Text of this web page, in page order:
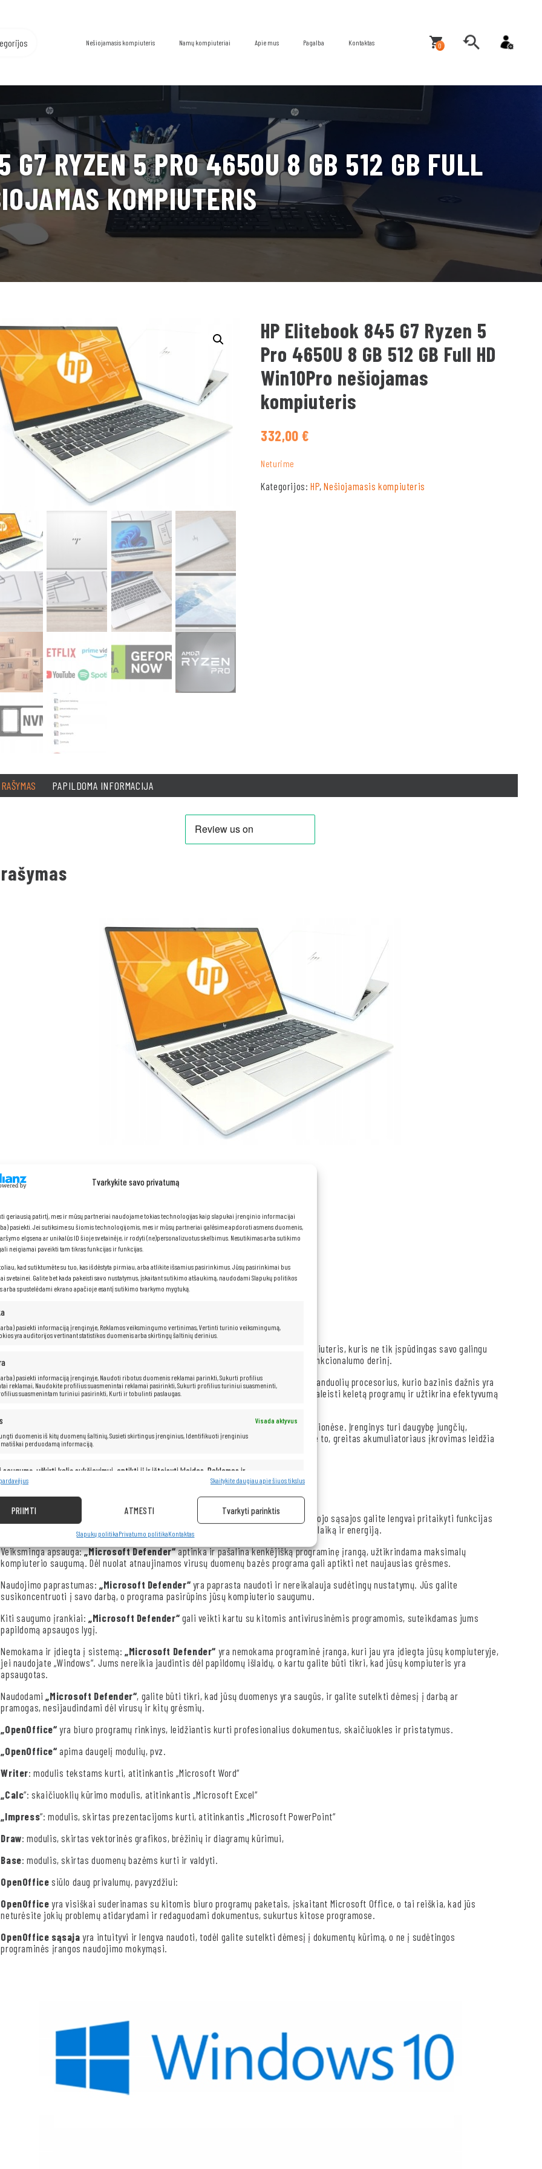
Tvarkykite savo privatumą
geriausią patirtį, mes ir mūsų partneriai naudojame tokias technologijas kaip slapukai įrenginio informacijai
pasiekti. Jei sutiksime su šiomis technologijomis, mes ir mūsų partneriai galėsime apdoroti asmens duomenis,
elgsena ar unikalūs ID šioje svetainėje, ir rodyti (ne)personalizuotus skelbimus. Nesutikimas arba sutikimo
neigiamai paveikti tam tikras funkcijas ir funkcijas.
kad sutiktumėte su tuo, kas išdėstyta pirmiau, arba atlikite išsamius pasirinkimus. Jūsų pasirinkimai bus
svetainei. Galite bet kada pakeisti savo nustatymus, įskaitant sutikimo atšaukimą, naudodami Slapukų politikos
spustelėdami ekrano apačioje esantį sutikimo tvarkymo mygtuką.
pasiekti informaciją įrenginyje, Reklamos veiksmingumo vertinimas, Vertinti turinio veiksmingumą,
yra auditorijos vertinant statistikos duomenis arba skirtingų šaltinių derinius.
pasiekti informaciją įrenginyje, Naudoti ribotus duomenis reklamai parinkti, Sukurti profilius
reklamai, Naudokite profilius suasmenintai reklamai pasirinkti, Sukurti profilius turiniui suasmeninti,
suasmenintam turiniui pasirinkti, Kurti ir tobulinti paslaugas.
Visada aktyvus
duomenis iš kitų duomenų šaltinių, Susieti skirtingus įrenginius, Identifikuoti įrenginius
perduodamą informaciją.
saugumą, užkirti kelią sukčiavimui, aptikti jį ir ištaisyti klaidas, Reklamos ir
ir pateikimas.
Skaitykite daugiau apie šiuos tikslus
PRIIMTI ATMESTI Tvarkyti parinktis
Slapukų politikaPrivatumo politikaKontaktas
Nešiojamasis kompiuteris Namų kompiuteriai Apie mus Pagalba Kontaktas 0
G7 RYZEN 5 PRO 4650U 8 GB 512 GB FULL
KOMPIUTERIS
HP Elitebook 845 G7 Ryzen 5
Pro 4650U 8 GB 512 GB Full HD
Win10Pro nešiojamas
kompiuteris
332,00€
Neturime
Kategorijos: HP,Nešiojamasis kompiuteris
PAPILDOMA INFORMACIJA
HP Elitebook 845 G7
RAM: 8GB
Kietasis diskas: 512GB SSD
HP EliteBook 845 G7 su AMD Ryzen 5 PRO 4650U procesoriumi yra nešiojamas kompiuteris, kuris ne tik įspūdingas savo galingu
našumu, bet ir puikiai tinka verslo pasauliui, nes siūlo neprilygstamą stiliaus ir funkcionalumo derinį.
EliteBook 845 G7 yra aprūpintas AMD Ryzen 5 Pro 4650U procesoriumi. Tai šešių branduolių procesorius, kurio bazinis dažnis yra
2,1 GHz, o turbo režimu jis gali padidėti iki 4,0 GHz. Jis suteikia galią vienu metu paleisti keletą programų ir užtikrina efektyvumą
Dėl mažo dydžio ir lengvo svorio „EliteBook 845 G7“ puikiai tinka tiek biure, tiek kelionėse. Įrenginys turi daugybę jungčių,
įskaitant USB-C ir HDMI, todėl jį galima lanksčiai prijungti prie įvairių įrenginių. Be to, greitas akumuliatoriaus įkrovimas leidžia
greitai paruošti nešiojamąjį kompiuterį darbui.
„Windows 10“
– geriausia operacinė sistema rinkoje. Dėl greitos ir aiškios vartotojo sąsajos galite lengvai pritaikyti funkcijas
pagal savo poreikius. Sistema automatiškai atnaujina tvarkykles, taupydama jūsų laiką ir energiją.
Veiksminga apsauga:„Microsoft Defender“aptinka ir pašalina kenkėjišką programinę įrangą, užtikrindama maksimalų
kompiuterio saugumą. Dėl nuolat atnaujinamos virusų duomenų bazės programa gali aptikti net naujausias grėsmes.
Naudojimo paprastumas:„Microsoft Defender“ yra paprasta naudoti ir nereikalauja sudėtingų nustatymų. Jūs galite
susikoncentruoti į savo darbą, o programa pasirūpins jūsų kompiuterio saugumu.
Kiti saugumo įrankiai:„Microsoft Defender“ gali veikti kartu su kitomis antivirusinėmis programomis, suteikdamas jums
papildomą apsaugos lygį.
Nemokama ir įdiegta į sistemą: „Microsoft Defender“ yra nemokama programinė įranga, kuri jau yra įdiegta jūsų kompiuteryje,
jei naudojate „Windows“. Jums nereikia jaudintis dėl papildomų išlaidų, o kartu galite būti tikri, kad jūsų kompiuteris yra
apsaugotas.
Naudodami„Microsoft Defender“, galite būti tikri, kad jūsų duomenys yra saugūs, ir galite sutelkti dėmesį į darbą ar
pramogas, nesijaudindami dėl virusų ir kitų grėsmių.
„OpenOffice“ yra biuro programų rinkinys, leidžiantis kurti profesionalius dokumentus, skaičiuokles ir pristatymus.
„OpenOffice“ apima daugelį modulių, pvz.
Writer: modulis tekstams kurti, atitinkantis „Microsoft Word“
„Calc“: skaičiuoklių kūrimo modulis, atitinkantis „Microsoft Excel“
„Impress“: modulis, skirtas prezentacijoms kurti, atitinkantis „Microsoft PowerPoint“
Draw: modulis, skirtas vektorinės grafikos, brėžinių ir diagramų kūrimui,
Base: modulis, skirtas duomenų bazėms kurti ir valdyti.
OpenOffice siūlo daug privalumų, pavyzdžiui:
OpenOffice yra visiškai suderinamas su kitomis biuro programų paketais, įskaitant Microsoft Office, o tai reiškia, kad jūs
neturėsite jokių problemų atidarydami ir redaguodami dokumentus, sukurtus kitose programose.
OpenOffice sąsaja yra intuityvi ir lengva naudoti, todėl galite sutelkti dėmesį į dokumentų kūrimą, o ne į sudėtingos
programinės įrangos naudojimo mokymąsi.